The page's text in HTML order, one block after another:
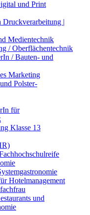
und Print
Druckverarbeitung |
Medientechnik
/ Oberflächentechnik
/ Bauten- und
Marketing
Polster-
für
Klasse 13
Hotelmanagement
und